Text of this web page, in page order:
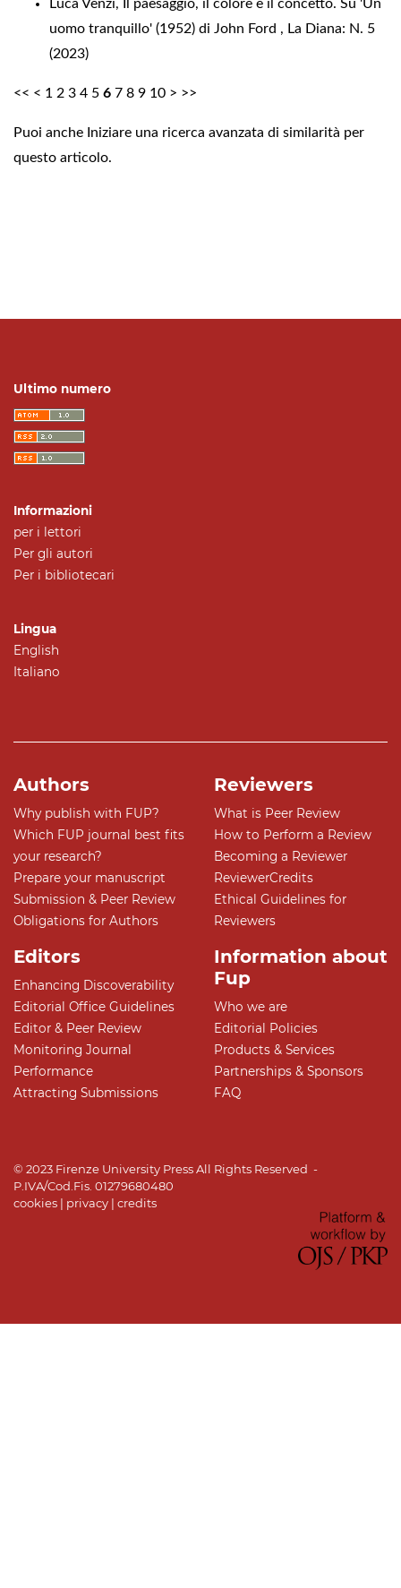
Luca Venzi,
Il paesaggio, il colore e il concetto. Su 'Un
uomo tranquillo' (1952) di John Ford , La Diana: N. 5
(2023)
<< < 1 2 3 4 5 6 7 8 9 10 > >>
Puoi anche Iniziare una ricerca avanzata di similarità per
questo articolo.
Ultimo numero
Informazioni
per i lettori
Per gli autori
Per i bibliotecari
Lingua
English
Italiano
Authors
Why publish with FUP?
Which FUP journal best fits
your research?
Prepare your manuscript
Submission & Peer Review
Obligations for Authors
Reviewers
What is Peer Review
How to Perform a Review
Becoming a Reviewer
ReviewerCredits
Ethical Guidelines for
Reviewers
Editors
Enhancing Discoverability
Editorial Office Guidelines
Editor & Peer Review
Monitoring Journal
Performance
Attracting Submissions
Information about
Fup
Who we are
Editorial Policies
Products & Services
Partnerships & Sponsors
FAQ
© 2023 Firenze University Press All Rights Reserved -
P.IVA/Cod.Fis. 01279680480
cookies | privacy | credits